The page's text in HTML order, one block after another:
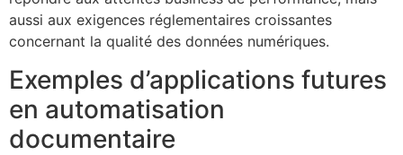
aussi aux exigences réglementaires croissantes
concernant la qualité des données numériques.
Exemples d’applications futures
en automatisation
documentaire